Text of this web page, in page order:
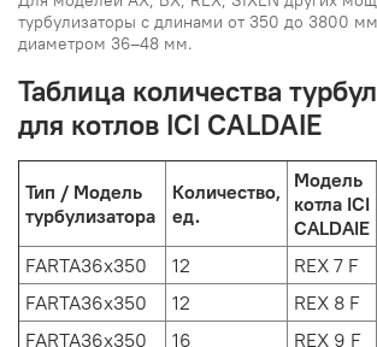
турбулизаторы с длинами от 350 до 3800
диаметром 36–48 мм.
Таблица количества
для котлов ICI CALDAIE
Тип / Модель
турбулизатора
Количество,
ед.
Модель
котла ICI
CALDAIE
FARTA36х350 12 REX 7 F
FARTA36х350
12 REX 8 F
FARTA36х350
16 REX 9 F